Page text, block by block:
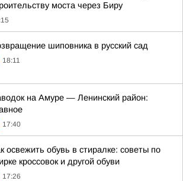
моста через Биру
шиповника в русский сад
18:11
на Амуре — Ленинский район:
17:40
освежить обувь в стиралке: советы по
кроссовок и другой обуви
17:26